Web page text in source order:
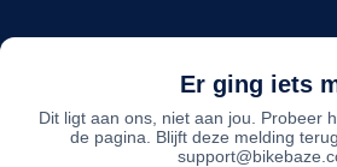
Er ging iets
Dit ligt aan ons, niet aan jou. Probeer
de pagina. Blijft deze melding